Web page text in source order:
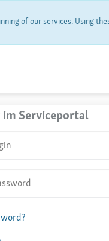
of our services. Using
Serviceportal